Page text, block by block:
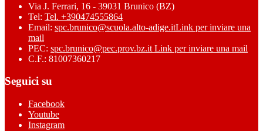
Via J. Ferrari, 16 - 39031 Brunico (BZ)
Tel: Tel. +390474555864
Email: spc.brunico@scuola.alto-adige.itLink per inviare una
mail
PEC: spc.brunico@pec.prov.bz.it Link per inviare una mail
C.F.: 81007360217
Seguici su
Facebook
Youtube
Instagram